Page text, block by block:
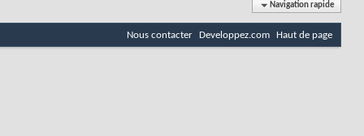
Navigation rapide
Nous contacter Developpez.com Haut de page